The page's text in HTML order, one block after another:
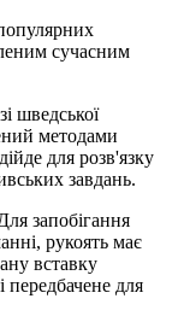
сучасним
шведської
методами
для розв'язку
завдань.
запобігання
рукоять має
вставку
передбачене для